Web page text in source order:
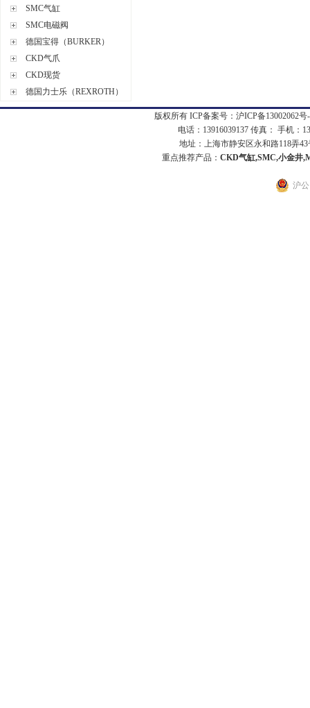
SMC气缸
SMC电磁阀
德国宝得（BURKER）
CKD气爪
CKD现货
德国力士乐（REXROTH）
版权所有 ICP备案号： 沪ICP备13002062号
电话：13916039137 传真： 手机：
地址：上海市静安区永和路118弄43
重点推荐产品： CKD气缸,SMC,小金井
沪公